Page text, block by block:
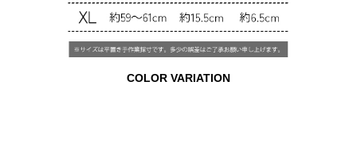
COLOR VARIATION